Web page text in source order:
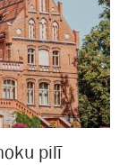
pilī